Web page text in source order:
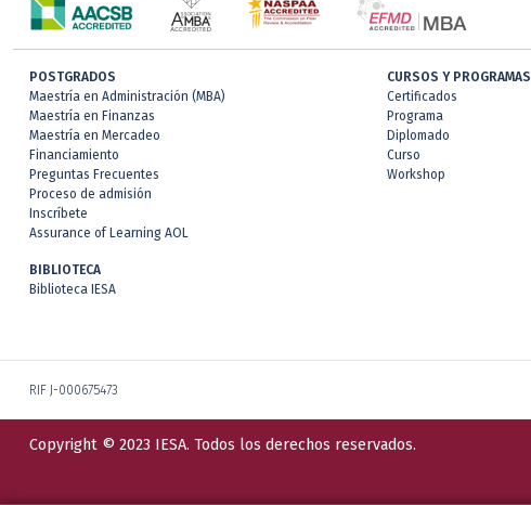
POSTGRADOS
Maestría en Administración (MBA)
Maestría en Finanzas
Maestría en Mercadeo
Financiamiento
Preguntas Frecuentes
Proceso de admisión
Inscríbete
Assurance of Learning AOL
CURSOS Y PROGRAMAS
Certificados
Programa
Diplomado
Curso
Workshop
BIBLIOTECA
Biblioteca IESA
RIF J-000675473
Copyright © 2023 IESA. Todos los derechos reservados.